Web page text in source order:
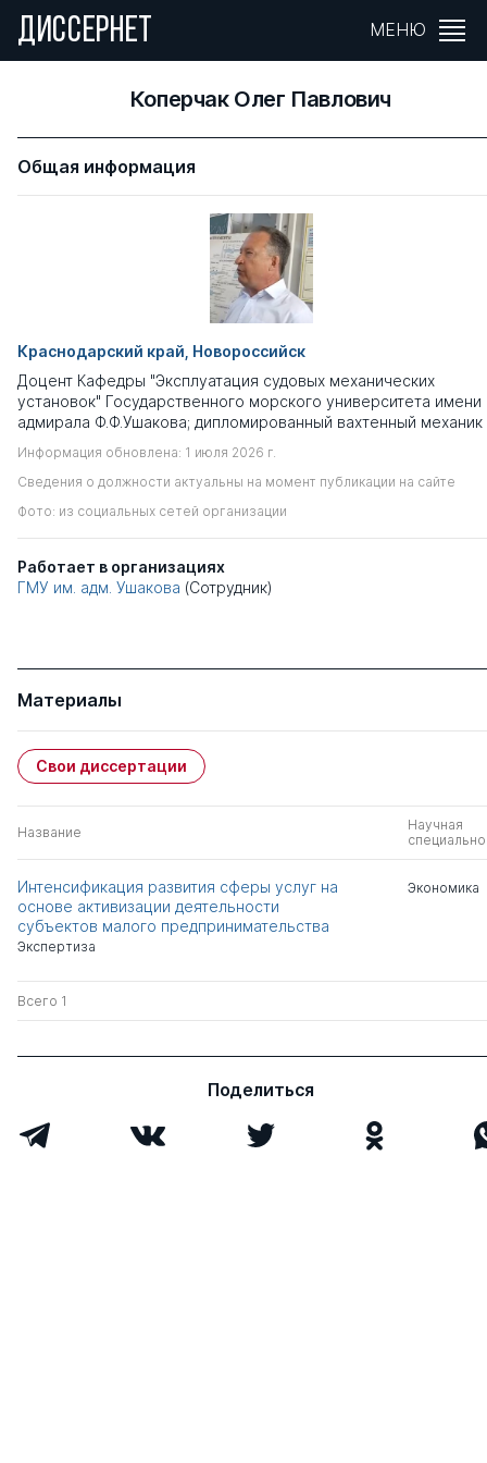
ДИССЕРНЕТ МЕНЮ
Коперчак Олег Павлович
Общая информация
Краснодарский край, Новороссийск
Доцент Кафедры "Эксплуатация судовых механических
установок" Государственного морского университета имени
адмирала Ф.Ф.Ушакова; дипломированный вахтенный механик
Информация обновлена: 1 июля 2026 г.
Сведения о должности актуальны на момент публикации на сайте
Фото: из социальных сетей организации
Работает в организациях
ГМУ им. адм. Ушакова (Сотрудник)
Материалы
Свои диссертации
Название
Научная
Интенсификация развития сферы услуг на
основе активизации деятельности
субъектов малого предпринимательства
Экспертиза
Экономика
Всего 1
Поделиться